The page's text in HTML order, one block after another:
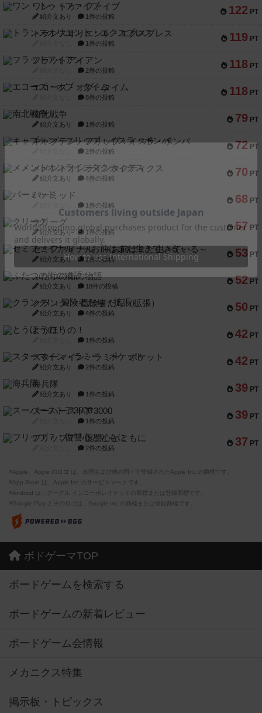
122 PT
ワン・トゥ・ファイブ
紹介文あり 1件の投稿
119 PT
トランスオリエント・エクスプレス
1件の投稿
118 PT
フラットアイアン
2件の投稿
118 PT
エコーズ・オブ・タイム
8件の投稿
79 PT
南北戦争
紹介文あり 1件の投稿
72 PT
キャプテン・フリップ：イスラ・ボンバ
2件の投稿
70 PT
メメントオンラインタクティクス
紹介文あり 4件の投稿
68 PT
パーミッド
1件の投稿
57 PT
クリーグ
紹介文あり 1件の投稿
53 PT
セミファイナル ～お前はまだ生きている～
紹介文あり 1件の投稿
52 PT
ふたつの街の物語
紹介文あり 18件の投稿
50 PT
クランク! ：冒険者たち（拡張）
紹介文あり 4件の投稿
42 PT
とうほうの！
1件の投稿
42 PT
スターマイン・ラミー ポケット
紹介文あり 2件の投稿
39 PT
海兵隊
紹介文あり 1件の投稿
39 PT
スーパーストア3000
1件の投稿
37 PT
フリップ７：復讐心とともに
2件の投稿
※Apple、Apple のロゴ は、米国および他の国々で登録されたApple Inc.の商標です。
※App Store は、Apple Inc.のサービスマークです。
※Android は、グーグル インコーポレイテッドの商標または登録商標です。
※Google Play とそのロゴは、Google Inc.の商標または登録商標です。
ボドゲーマTOP
ボードゲームを検索する
ボードゲームの新着レビュー
ボードゲーム会情報
メカニクス特集
掲示板・トピックス